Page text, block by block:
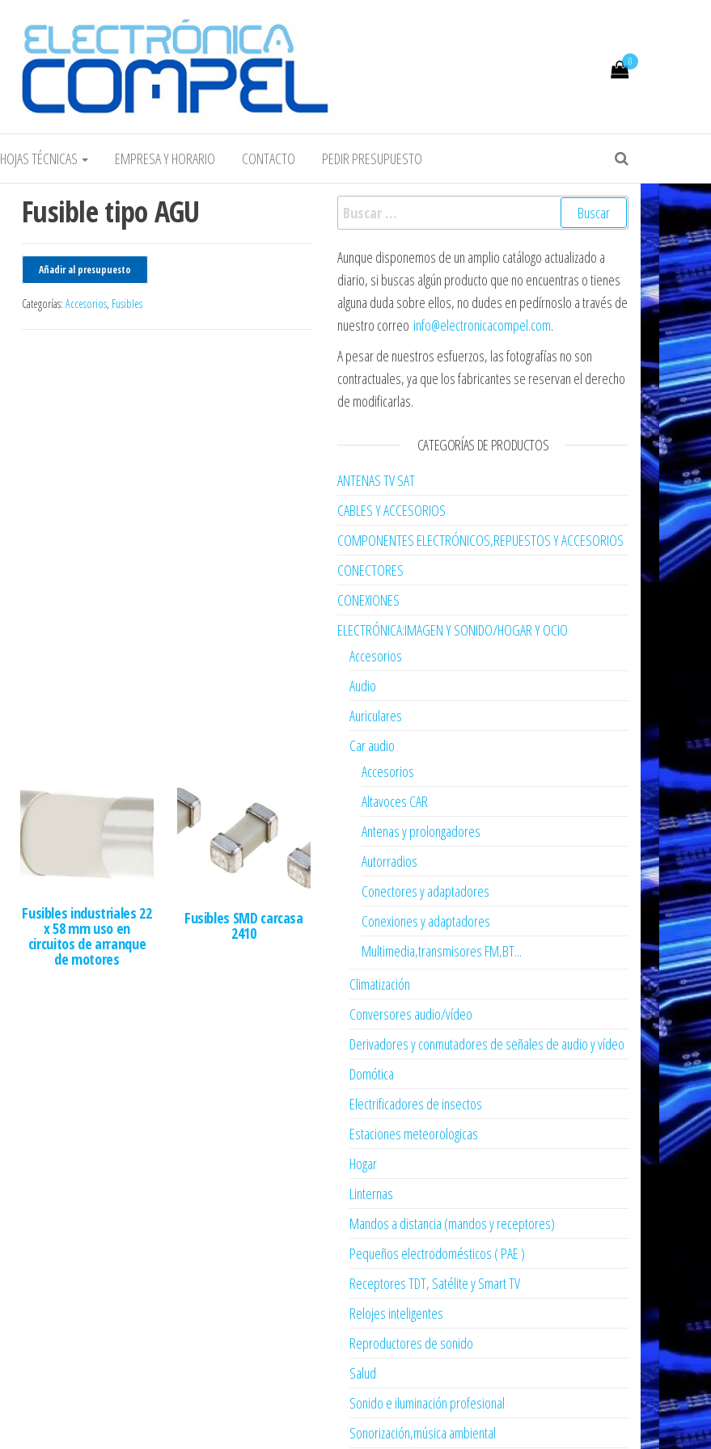
Electrónica COMPEL
0
HOJAS TÉCNICAS EMPRESA Y HORARIO CONTACTO PEDIR PRESUPUESTO
Fusible tipo AGU
Añadir al presupuesto
Categorías: Accesorios, Fusibles
Fusibles industriales 22
x 58 mm uso en
circuitos de arranque
de motores
Fusibles SMD carcasa
2410
Buscar:
Aunque disponemos de un amplio catálogo actualizado a
diario, si buscas algún producto que no encuentras o tienes
alguna duda sobre ellos, no dudes en pedírnoslo a través de
nuestro correo info@electronicacompel.com.
A pesar de nuestros esfuerzos, las fotografías no son
contractuales, ya que los fabricantes se reservan el derecho
de modificarlas.
CATEGORÍAS DE PRODUCTOS
ANTENAS TV SAT
CABLES Y ACCESORIOS
COMPONENTES ELECTRÓNICOS,REPUESTOS Y ACCESORIOS
CONECTORES
CONEXIONES
ELECTRÓNICA:IMAGEN Y SONIDO/HOGAR Y OCIO
Accesorios
Audio
Auriculares
Car audio
Accesorios
Altavoces CAR
Antenas y prolongadores
Autorradios
Conectores y adaptadores
Conexiones y adaptadores
Multimedia,transmisores FM,BT...
Climatización
Conversores audio/vídeo
Derivadores y conmutadores de señales de audio y vídeo
Domótica
Electrificadores de insectos
Estaciones meteorologicas
Hogar
Linternas
Mandos a distancia (mandos y receptores)
Pequeños electrodomésticos ( PAE )
Receptores TDT, Satélite y Smart TV
Relojes inteligentes
Reproductores de sonido
Salud
Sonido e iluminación profesional
Sonorización,música ambiental